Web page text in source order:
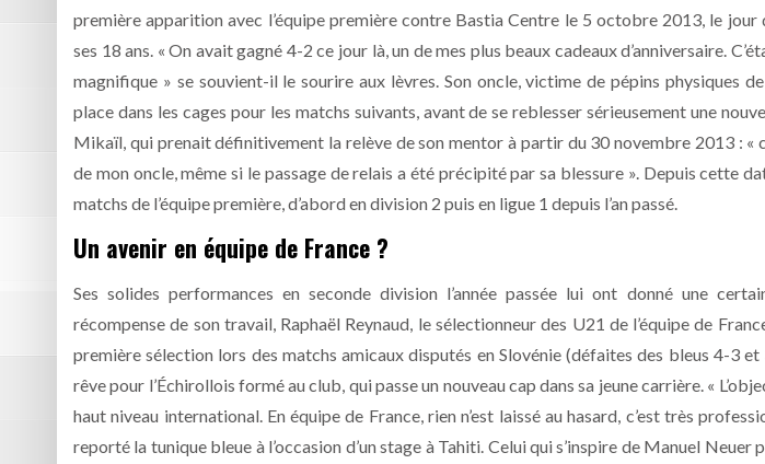
première apparition avec l’équipe première contre Bastia Centre le 5 octobre 2013, le jour
ses 18 ans. « On avait gagné 4-2 ce jour là, un de mes plus beaux cadeaux d’anniversaire.
magnifique » se souvient-il le sourire aux lèvres. Son oncle, victime de pépins physiques
place dans les cages pour les matchs suivants, avant de se reblesser sérieusement une
Mikaïl, qui prenait définitivement la relève de son mentor à partir du 30 novembre 2013 : «
de mon oncle, même si le passage de relais a été précipité par sa blessure ». Depuis cette
matchs de l’équipe première, d’abord en division 2 puis en ligue 1 depuis l’an passé.
Un avenir en équipe de France ?
Ses solides performances en seconde division l’année passée lui ont donné une
récompense de son travail, Raphaël Reynaud, le sélectionneur des U21 de l’équipe de
première sélection lors des matchs amicaux disputés en Slovénie (défaites des bleus 4-3
rêve pour l’Échirollois formé au club, qui passe un nouveau cap dans sa jeune carrière. «
haut niveau international. En équipe de France, rien n’est laissé au hasard, c’est très
reporté la tunique bleue à l’occasion d’un stage à Tahiti. Celui qui s’inspire de Manuel